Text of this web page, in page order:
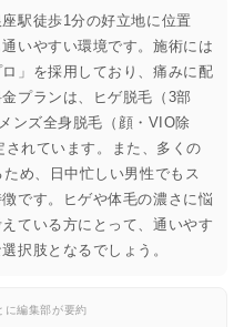
駅徒歩1分の好立地に位置
いやすい環境です。施術には
」を採用しており、痛みに配
プランは、ヒゲ脱毛（3部
ンズ全身脱毛（顔・VIO除
れています。また、多くの
め、日中忙しい男性でもス
です。ヒゲや体毛の濃さに悩
ている方にとって、通いやす
択肢となるでしょう。
編集部が要約